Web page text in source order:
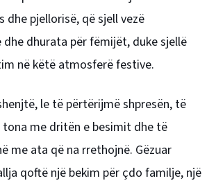
dhe pjellorisë, që sjell vezë
dhurata për fëmijët, duke sjellë
në këtë atmosferë festive.
le të përtërijmë shpresën, të
me dritën e besimit dhe të
me ata që na rrethojnë. Gëzuar
qoftë një bekim për çdo familje, një